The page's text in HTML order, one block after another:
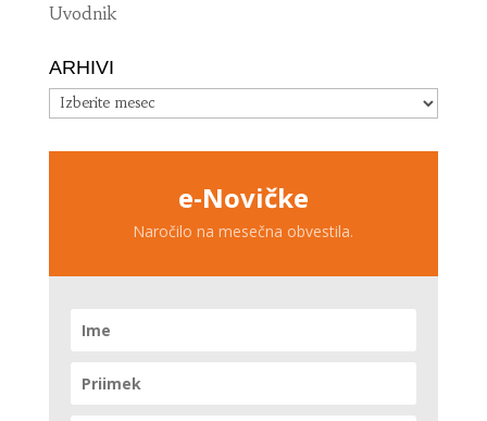
Uvodnik
ARHIVI
Arhivi
e-Novičke
Naročilo na mesečna obvestila.